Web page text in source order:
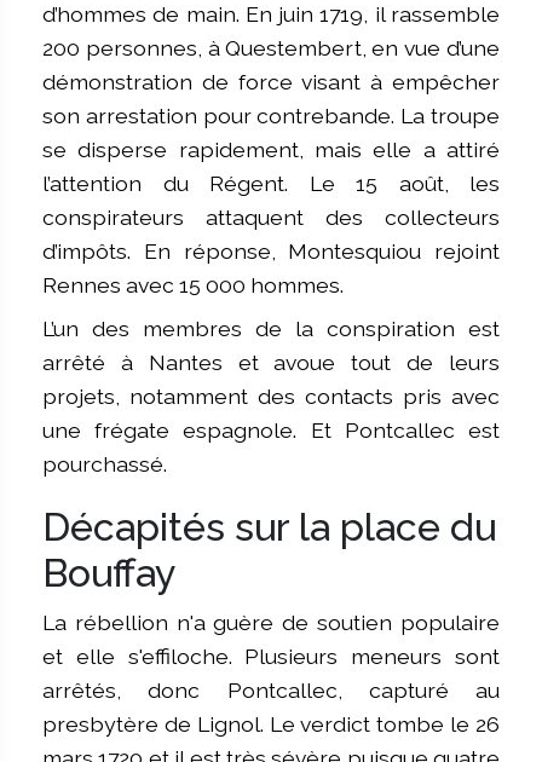
d’hommes de main. En juin 1719, il rassemble
200 personnes, à Questembert, en vue d’une
démonstration de force visant à empêcher
son arrestation pour contrebande. La troupe
se disperse rapidement, mais elle a attiré
l’attention du Régent. Le 15 août, les
conspirateurs attaquent des collecteurs
d’impôts. En réponse, Montesquiou rejoint
Rennes avec 15 000 hommes.
L’un des membres de la conspiration est
arrêté à Nantes et avoue tout de leurs
projets, notamment des contacts pris avec
une frégate espagnole. Et Pontcallec est
pourchassé.
Décapités sur la place du
Bouffay
La rébellion n'a guère de soutien populaire
et elle s'effiloche. Plusieurs meneurs sont
arrêtés, donc Pontcallec, capturé au
presbytère de Lignol. Le verdict tombe le 26